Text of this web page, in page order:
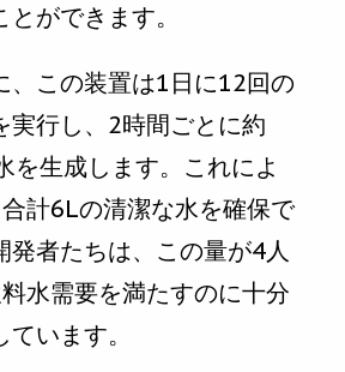
ができます。
、この装置は1日に12回の
実行し、2時間ごとに約
生成します。これによ
計6Lの清潔な水を確保で
発者たちは、この量が4人
水需要を満たすのに十分
います。